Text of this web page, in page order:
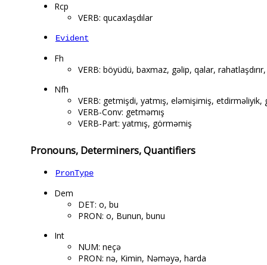
Rcp
VERB: qucaxlaşdılar
Evident
Fh
VERB: böyüdü, baxmaz, gəlip, qalar,
Nfh
VERB: getmişdi, yatmış, eləmişimiş, etdirməliyik,
VERB-Conv: getməmış
VERB-Part: yatmış, görməmiş
Pronouns, Determiners, Quantifiers
PronType
Dem
DET: o, bu
PRON: o, Bunun, bunu
Int
NUM: neçə
PRON: nə, Kimin, Nəməyə, harda